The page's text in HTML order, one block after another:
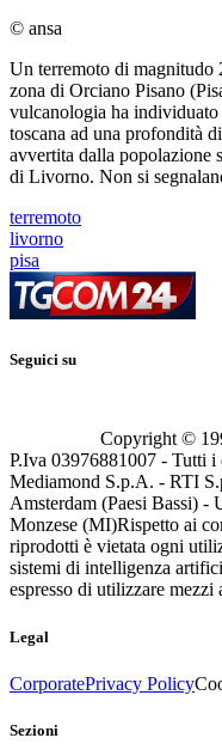
© ansa
Un terremoto di magnitudo
zona di Orciano Pisano
vulcanologia ha
toscana ad una profondità
avvertita dalla popolazione
di Livorno. Non si
terremoto
livorno
pisa
Seguici su
Copyright ©
P.Iva 03976881007 - Tutti
Mediamond S.p.A. - RTI
Amsterdam (Paesi Bassi)
Monzese (MI)Rispetto ai
riprodotti è vietata ogni
sistemi di intelligenza
espresso di utilizzare mezzi
Legal
CorporatePrivacy Policy
Sezioni